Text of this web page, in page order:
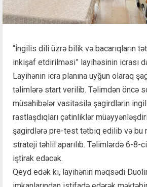
“İngilis dili üzrə bilik və bacarıqların
inkişaf etdirilməsi” layihəsinin icrası
Layihənin icra planına uyğun olaraq
təlimlərə start verilib. Təlimdən öncə
müsahibələr vasitəsilə şagirdlərin
rastlaşdıqları çətinliklər
şagirdlərə pre-test tətbiq edilib və bu
strateji təhlil aparılıb. Təlimlərdə 6-8-
iştirak edəcək.
Qeyd edək ki, layihənin məqsədi